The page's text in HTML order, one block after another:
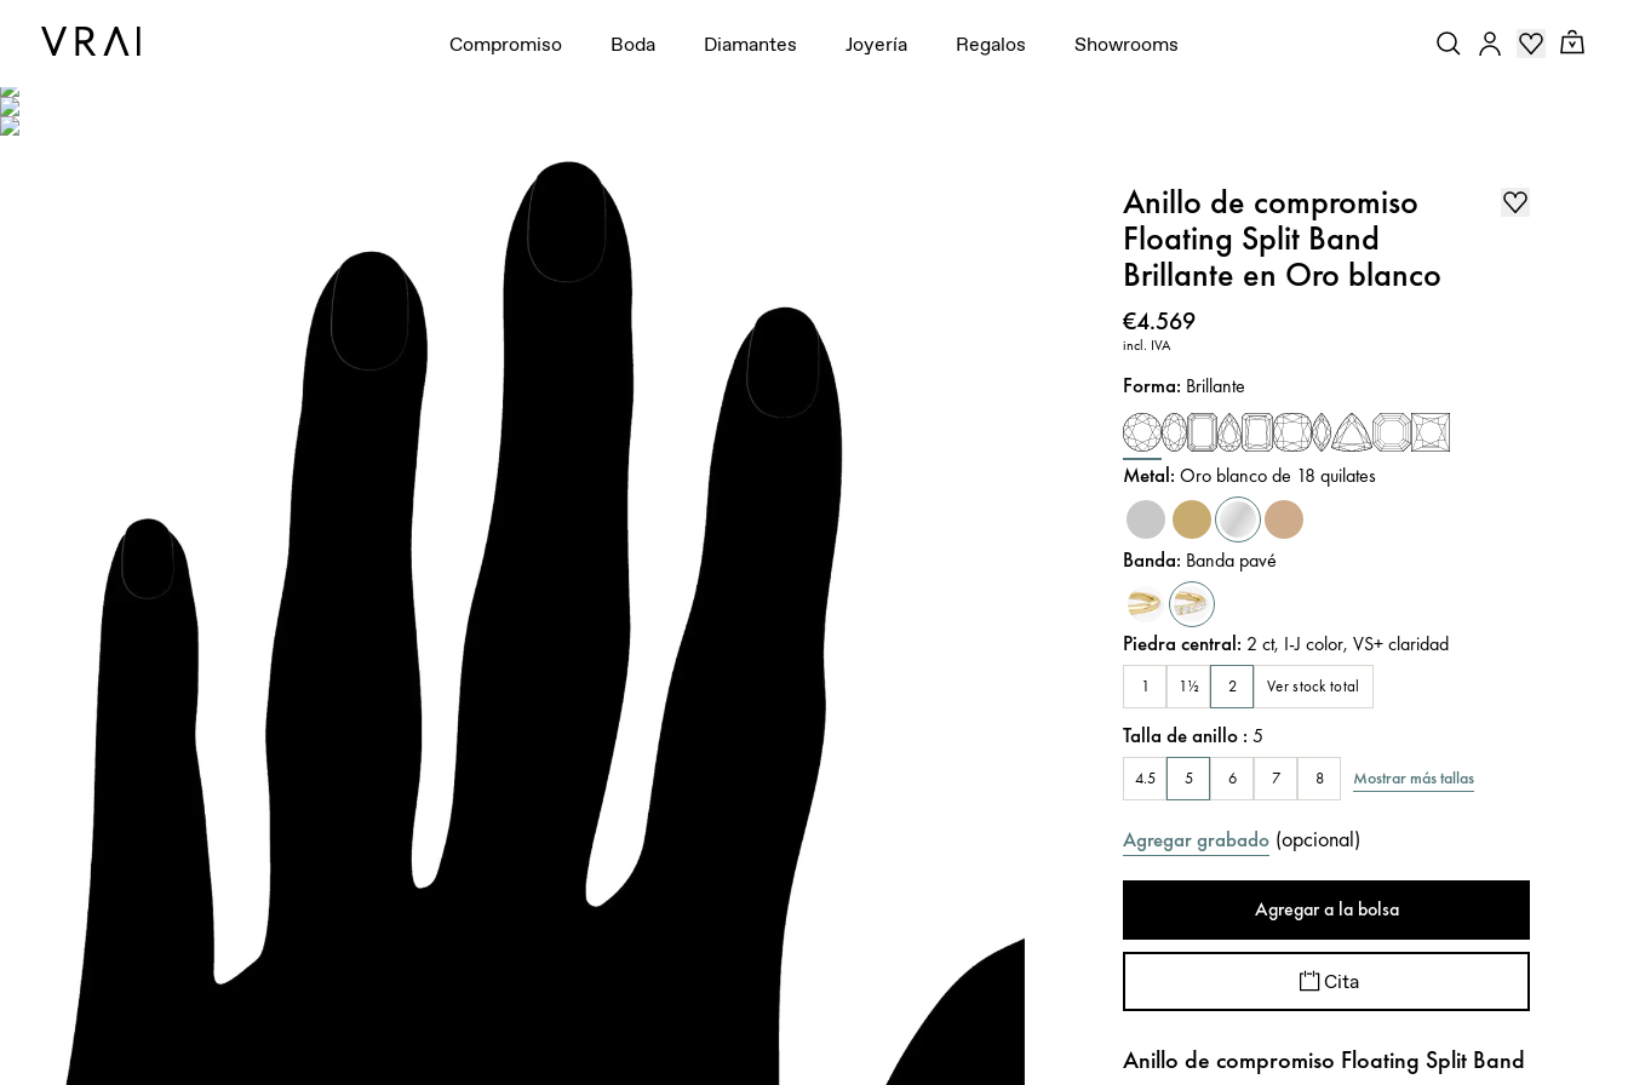
Compromiso Boda Diamantes Joyería Regalos Showrooms
Anillo de compromiso
Floating Split Band
Brillante en Oro blanco
Precio:
€4.569
incl. IVA
Forma: Brillante
Metal:Oro blanco de 18 quilates
Banda: Banda pavé
Piedra central: 2 ct, I-J color,VS+claridad
1 1½ 2 Ver stock total
Talla de anillo :5
4.5 5 6 7 8 Mostrar más tallas
Agregar grabado (opcional)
Agregar a la bolsa
Cita
Anillo de compromiso Floating Split Band